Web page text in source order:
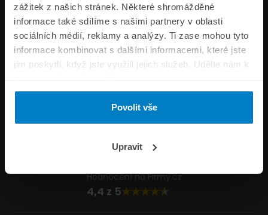
zážitek z našich stránek. Některé shromážděné
informace také sdílíme s našimi partnery v oblasti
sociálních médií, reklamy a analýzy. Ti zase mohou tyto
informace kombinovat s dalšími informacemi, které jste
jim poskytli, když jste využili jejich služeb. Udělte nám k
tomu prosím svůj souhlas.
Povolit vše
Upravit
Pojišťovny
Informace
ePojisteni.cz
Formuláře
Napište nám
Hodnocení na Firmy.cz
4,4 z 5